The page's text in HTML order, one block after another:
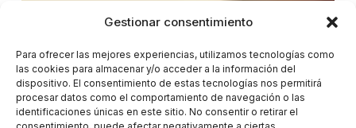
Gestionar consentimiento
Para ofrecer las mejores experiencias, utilizamos tecnologías como
las cookies para almacenar y/o acceder a la información del
dispositivo. El consentimiento de estas tecnologías nos permitirá
procesar datos como el comportamiento de navegación o las
identificaciones únicas en este sitio. No consentir o retirar el